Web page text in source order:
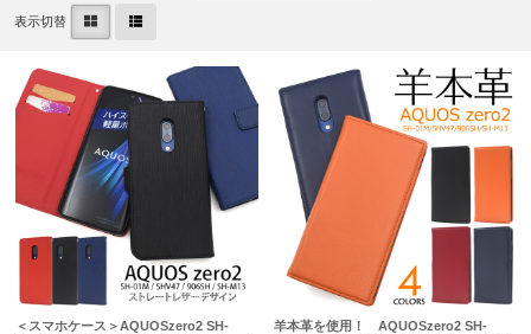
表示切替
＜スマホケース＞AQUOSzero2 SH-
羊本革を使用！ AQUOSzero2 SH-